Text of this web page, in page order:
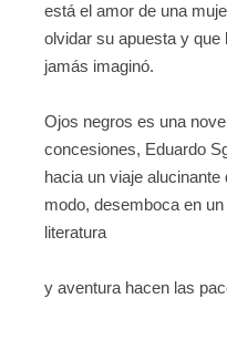
está el amor de una
olvidar su apuesta y que
jamás imaginó.
Ojos negros es una
concesiones, Eduardo
hacia un viaje
modo, desemboca en
literatura
y aventura hacen las